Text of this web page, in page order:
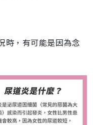
時，有可能是因為念